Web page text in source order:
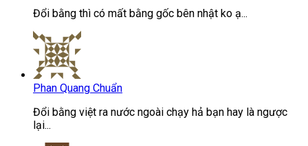
Đổi bằng thì có mất bằng gốc bên nhật ko ạ...
Phan Quang Chuẩn
Đổi bằng việt ra nước ngoài chạy hả bạn hay là ngược
lại...